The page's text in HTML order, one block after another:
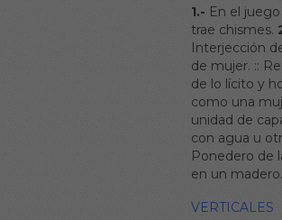
1.- En el
trae chismes.
Interjección
de mujer. ::
de lo lícito y
como una
unidad de
con agua u
Ponedero de
en un madero.
VERTICALES